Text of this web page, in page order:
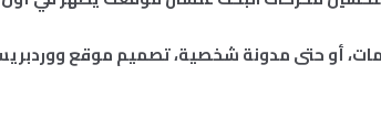
أو حتى مدونة شخصية، تصميم موقع